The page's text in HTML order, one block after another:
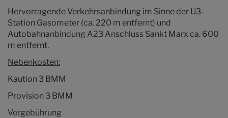
Hervorragende Verkehrsanbindung im Sinne der U3-
Station Gasometer (ca. 220 m entfernt) und
Autobahnanbindung A23 Anschluss Sankt Marx ca. 600
m entfernt.
Nebenkosten:
Kaution 3 BMM
Provision 3 BMM
Vergebührung